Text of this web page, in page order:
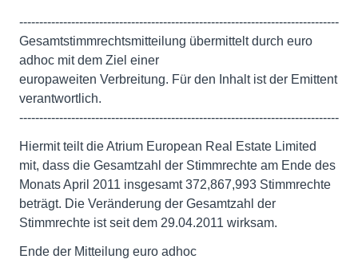
--------------------------------------------------------------------------------
Gesamtstimmrechtsmitteilung übermittelt durch euro
adhoc mit dem Ziel einer
europaweiten Verbreitung. Für den Inhalt ist der Emittent
verantwortlich.
--------------------------------------------------------------------------------
Hiermit teilt die Atrium European Real Estate Limited
mit, dass die Gesamtzahl der Stimmrechte am Ende des
Monats April 2011 insgesamt 372,867,993 Stimmrechte
beträgt. Die Veränderung der Gesamtzahl der
Stimmrechte ist seit dem 29.04.2011 wirksam.
Ende der Mitteilung euro adhoc